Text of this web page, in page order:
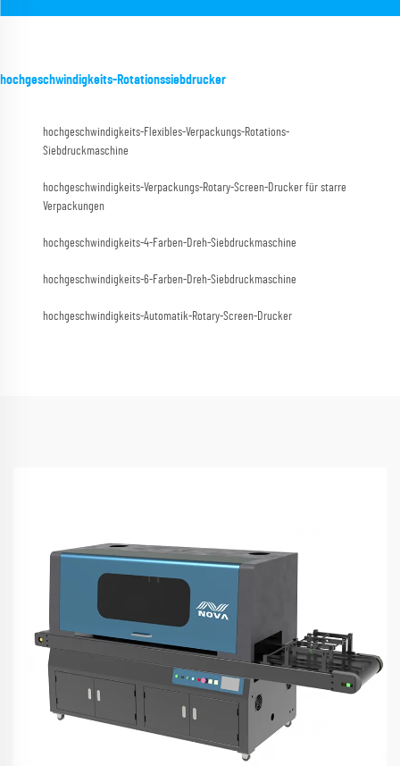
hochgeschwindigkeits-Rotationssiebdrucker
hochgeschwindigkeits-Flexibles-Verpackungs-Rotations-
Siebdruckmaschine
hochgeschwindigkeits-Verpackungs-Rotary-Screen-Drucker für starre
Verpackungen
hochgeschwindigkeits-4-Farben-Dreh-Siebdruckmaschine
hochgeschwindigkeits-6-Farben-Dreh-Siebdruckmaschine
hochgeschwindigkeits-Automatik-Rotary-Screen-Drucker